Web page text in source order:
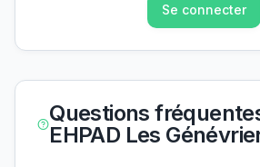
Se connecter
Questions
EHPAD Les